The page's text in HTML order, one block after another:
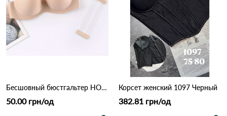
Бесшовный бюстгальтер HONS БРАК 1501 Бежевый
50.00 грн/од
Корсет женский 1097 Черный
382.81 грн/од